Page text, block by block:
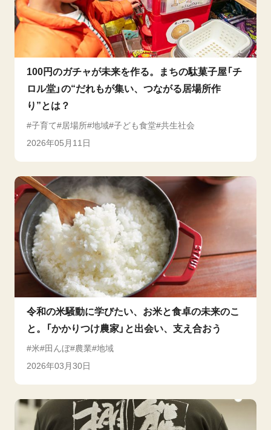
100円のガチャが未来を作る。まちの駄菓子屋「チ
ロル堂」の“だれもが集い、つながる居場所作
り”とは？
子育て 居場所 地域 子ども食堂 共生社会
2026年05月11日
令和の米騒動に学びたい、お米と食卓の未来のこ
と。「かかりつけ農家」と出会い、支え合おう
米 田んぼ 農業 地域
2026年03月30日